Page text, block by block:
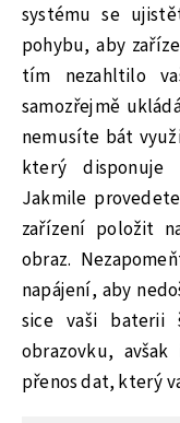
systému se
pohybu, aby
tím nezahltilo
samozřejmě
nemusíte bát
který disponuje
Jakmile
zařízení položit
obraz.
napájení, aby
sice vaši
obrazovku,
přenos dat, který